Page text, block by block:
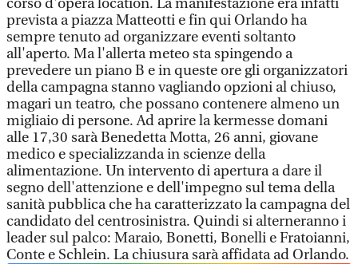
corso d'opera location. La manifestazione era infatti
prevista a piazza Matteotti e fin qui Orlando ha
sempre tenuto ad organizzare eventi soltanto
all'aperto. Ma l'allerta meteo sta spingendo a
prevedere un piano B e in queste ore gli organizzatori
della campagna stanno vagliando opzioni al chiuso,
magari un teatro, che possano contenere almeno un
migliaio di persone. Ad aprire la kermesse domani
alle 17,30 sarà Benedetta Motta, 26 anni, giovane
medico e specializzanda in scienze della
alimentazione. Un intervento di apertura a dare il
segno dell'attenzione e dell'impegno sul tema della
sanità pubblica che ha caratterizzato la campagna del
candidato del centrosinistra. Quindi si alterneranno i
leader sul palco: Maraio, Bonetti, Bonelli e Fratoianni,
Conte e Schlein. La chiusura sarà affidata ad Orlando.